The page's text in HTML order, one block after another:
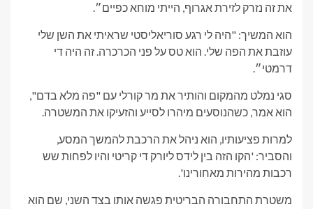
את זה נזרק לזירת אגרוף, הייתי מוחא כפיים״.
הוא המשיך: "היה לי רגע סוריאליסטי שראיתי את השן שלי
עוזבת את הפה שלי. הוא טס על פני הכרכרה. זה היה די
דרמטי״.
סגי נמלט מהמקום והותיר את מר קורלי עם "פה מלא בדם",
הוא אמר, כשהנוסעים מיהרו לסייע והזעיקו את המשטרה.
למרות פציעותיו, הוא ניהל את הרכבת להמשך המסע,
והסביר: 'הקו הזה בין לידס ליורק די קריטי והיו לפחות שש
רכבות מהירות מאחורינו'.
משטרת התחבורה הבריטית פגשה אותו בצד השני, שם הוא